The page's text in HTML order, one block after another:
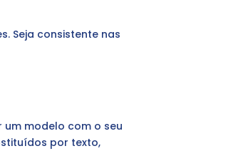
Seja consistente nas
um modelo com o seu
por texto,